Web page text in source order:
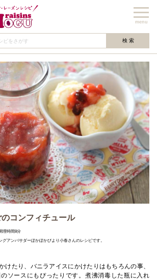
menu
コンフィチュール
理時間8分
アンバサダーぽかぽかびより小春さんのレシピです。
けたり、バニラアイスにかけたりはもちろんの事、
ソースにもぴったりです。煮沸消毒した瓶に入れ